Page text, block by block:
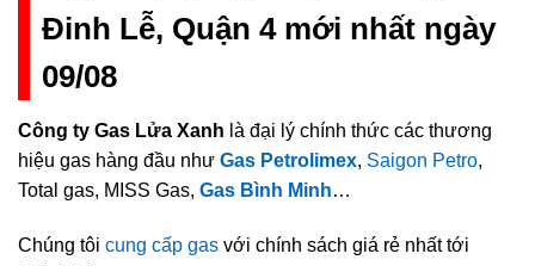
Đinh Lễ, Quận 4 mới nhất ngày
09/08
Công ty Gas Lửa Xanh là đại lý chính thức các thương
hiệu gas hàng đầu như Gas Petrolimex, Saigon Petro,
Total gas, MISS Gas, Gas Bình Minh…
Chúng tôi cung cấp gas với chính sách giá rẻ nhất tới